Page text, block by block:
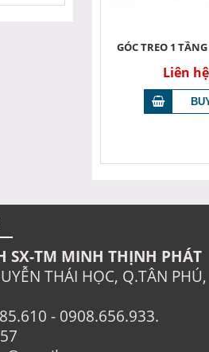
GÓC TREO 1
Liên hệ
SX-TM MINH THỊNH PHÁT
THÁI HỌC, Q.TÂN PHÚ,
- 0908.656.933.